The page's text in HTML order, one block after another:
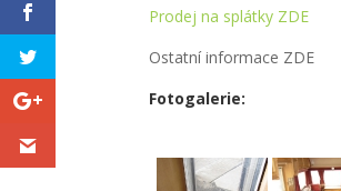
Prodej na splátky ZDE
Ostatní informace ZDE
Fotogalerie: